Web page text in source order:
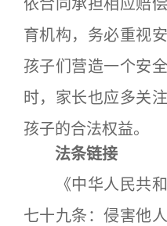
依合同承担相应赔
育机构，务必重视
孩子们营造一个安
时，家长也应多关
孩子的合法权益。
法条链接
《中华人民共和
七十九条：侵害他